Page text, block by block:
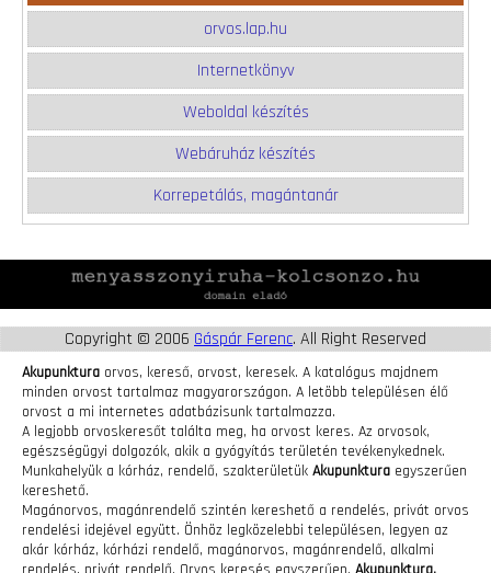
orvos.lap.hu
Internetkönyv
Weboldal készítés
Webáruház készítés
Korrepetálás, magántanár
Copyright © 2006 Gáspár Ferenc. All Right Reserved
Akupunktura orvos, kereső, orvost, keresek. A katalógus majdnem
minden orvost tartalmaz magyarországon. A letöbb településen élő
orvost a mi internetes adatbázisunk tartalmazza.
A legjobb orvoskeresőt találta meg, ha orvost keres. Az orvosok,
egészségügyi dolgozók, akik a gyógyítás területén tevékenykednek.
Munkahelyük a kórház, rendelő, szakterületük Akupunktura egyszerűen
kereshető.
Magánorvos, magánrendelő szintén kereshető a rendelés, privát orvos
rendelési idejével együtt. Önhöz legközelebbi településen, legyen az
akár kórház, kórházi rendelő, magánorvos, magánrendelő, alkalmi